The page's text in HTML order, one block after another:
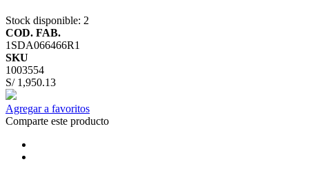
Stock disponible: 2
COD. FAB.
1SDA066466R1
SKU
1003554
S/ 1,950.13
Agregar a favoritos
Comparte este producto